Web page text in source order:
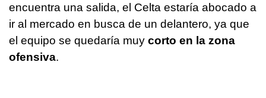
encuentra una salida, el Celta estaría abocado a
ir al mercado en busca de un delantero, ya que
el equipo se quedaría muy corto en la zona
ofensiva.